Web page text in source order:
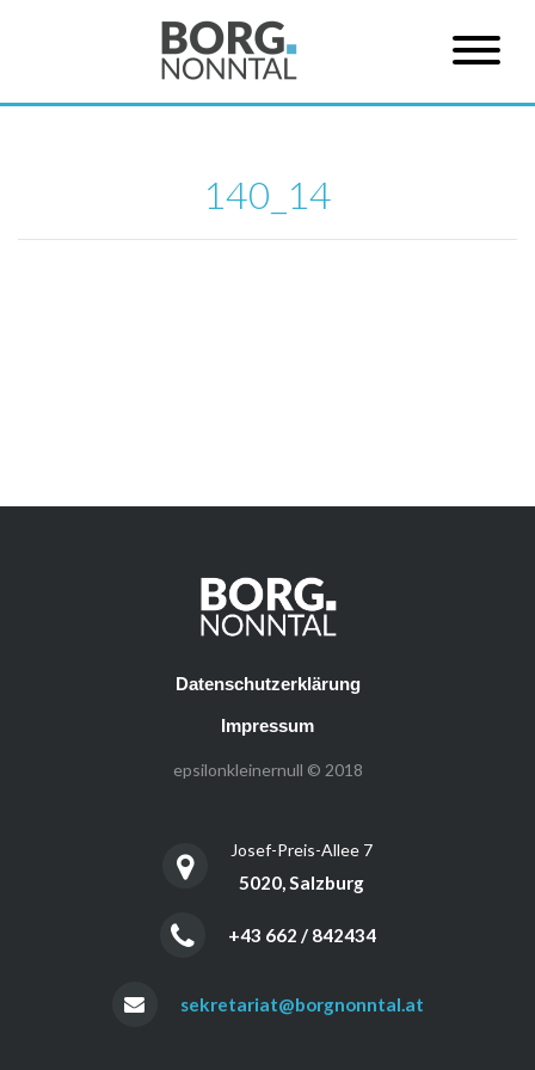
140_14
Datenschutzerklärung
Impressum
epsilonkleinernull © 2018
Josef-Preis-Allee 7
5020, Salzburg
+43 662 / 842434
sekretariat@borgnonntal.at